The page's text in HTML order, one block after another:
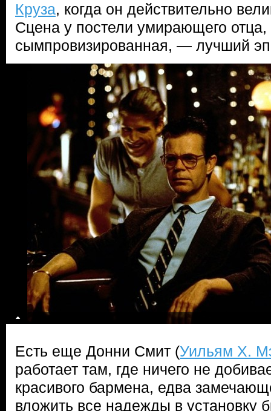
Круза, когда он действительно
Сцена у постели умирающего отца,
сымпровизированная, — лучший
Есть еще Донни Смит (Уильям Х.
работает там, где ничего не
красивого бармена, едва
вложить все надежды в установку